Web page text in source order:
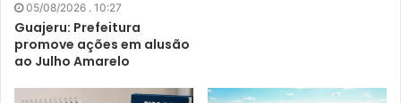
05/08/2026 . 10:27
Guajeru: Prefeitura
promove ações em alusão
ao Julho Amarelo